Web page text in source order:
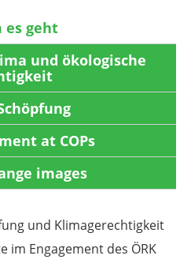
es geht
und ökologische
at COPs
images
und Klimagerechtigkeit
im Engagement des ÖRK